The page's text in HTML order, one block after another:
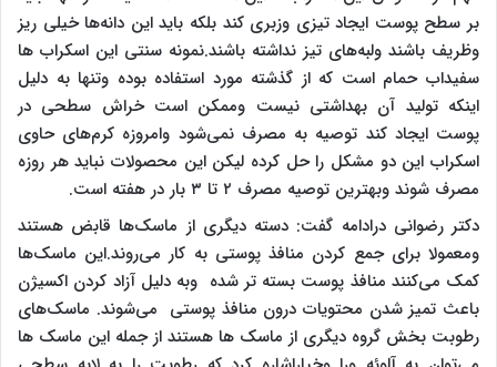
بر سطح پوست ایجاد تیزی وزبری کند بلکه باید این دانه‌ها خیلی ریز
وظریف باشند ولبه‌های تیز نداشته باشند.نمونه سنتی این اسکراب ها
سفیداب حمام است که از گذشته مورد استفاده بوده وتنها به دلیل
اینکه تولید آن بهداشتی نیست وممکن است خراش سطحی در
پوست ایجاد کند توصیه به مصرف نمی‌شود وامروزه کرم‌های حاوی
اسکراب این دو مشکل را حل کرده لیکن این محصولات نباید هر روزه
مصرف شوند وبهترین توصیه مصرف ۲ تا ۳ بار در هفته است.
دکتر رضوانی درادامه گفت: دسته دیگری از ماسک‌ها قابض هستند
ومعمولا برای جمع کردن منافذ پوستی به کار می‌روند.این ماسک‌ها
کمک می‌کنند منافذ پوست بسته تر شده وبه دلیل آزاد کردن اکسیژن
باعث تمیز شدن محتویات درون منافذ پوستی می‌شوند. ماسک‌های
رطوبت بخش گروه دیگری از ماسک ها هستند از جمله این ماسک ‌ها